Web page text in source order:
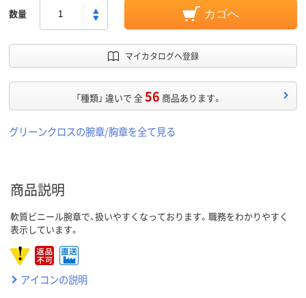
数量 カゴへ
マイカタログへ登録
「種類」 違いで 全56 商品あります。
グリーンクロスの腕章/胸章を全て見る
商品説明
軟質ビニール腕章で、扱いやすくなっております。職務をわかりやすく
表示しています。
アイコンの説明